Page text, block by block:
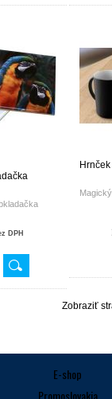
DPH
Zobraziť
E-shop
Promoslovakia